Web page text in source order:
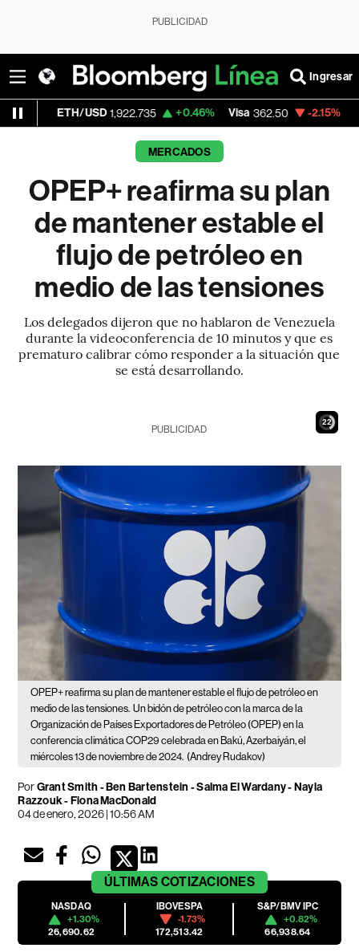
PUBLICIDAD
Ingresar
1,922.735 +0.46% Visa 362.50 -2.15% MercadoLibre
MERCADOS
OPEP+ reafirma su plan
de mantener estable el
flujo de petróleo en
medio de las tensiones
Los delegados dijeron que no hablaron de Venezuela
durante la videoconferencia de 10 minutos y que es
prematuro calibrar cómo responder a la situación que
se está desarrollando.
21
PUBLICIDAD
OPEP+ reafirma su plan de mantener estable el flujo de petróleo en
medio de las tensiones. Un bidón de petróleo con la marca de la
Organización de Países Exportadores de Petróleo (OPEP) en la
conferencia climática COP29 celebrada en Bakú, Azerbaiyán, el
miércoles 13 de noviembre de 2024. (Andrey Rudakov)
PorGrant Smith - Ben Bartenstein - Salma El Wardany - Nayla
Razzouk - Fiona MacDonald
04 de enero, 2026 | 10:56 AM
ÚLTIMAS COTIZACIONES
NASDAQ
+1.30%
26,690.62
IBOVESPA
-1.73%
172,513.42
S&P/BMV IPC
+0.82%
66,938.64